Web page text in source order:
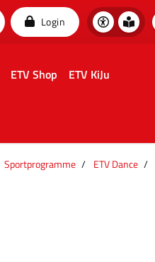
Login
ETV Shop ETV KiJu
Sportprogramme ETV Dance